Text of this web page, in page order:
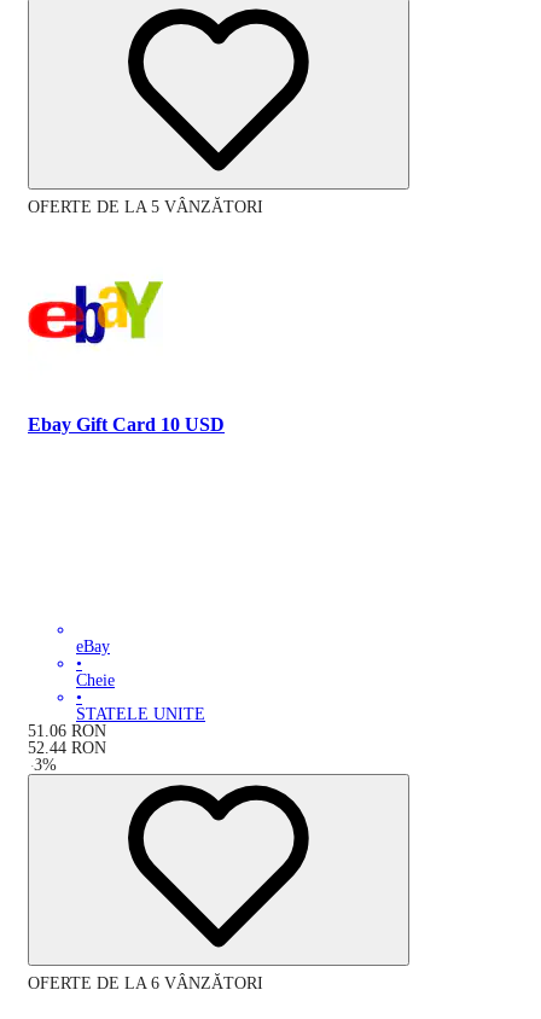
OFERTE DE LA 5 VÂNZĂTORI
Ebay Gift Card 10 USD
eBay
•
Cheie
•
STATELE UNITE
51.06 RON
52.44 RON
-3%
OFERTE DE LA 6 VÂNZĂTORI